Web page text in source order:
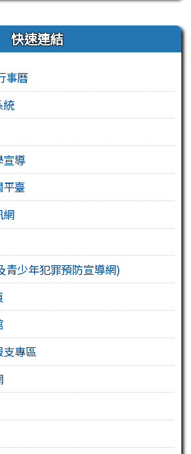
快速連結
事曆
統
宣導
臺
網
青少年犯罪預防宣導網)
支專區